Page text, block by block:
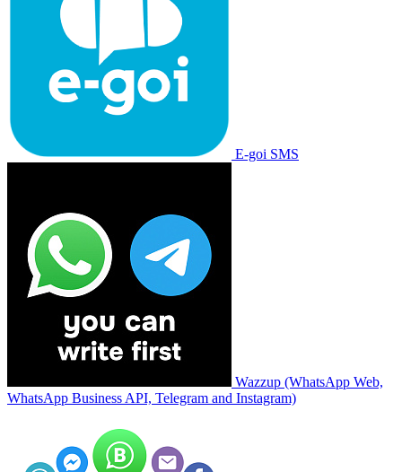
E-goi SMS
Wazzup (WhatsApp Web,
WhatsApp Business API, Telegram and Instagram)